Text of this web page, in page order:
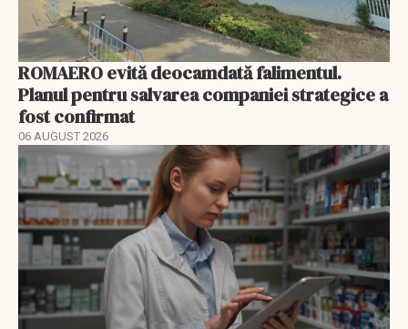
ROMAERO evită deocamdată falimentul.
Planul pentru salvarea companiei strategice a
fost confirmat
06 AUGUST 2026